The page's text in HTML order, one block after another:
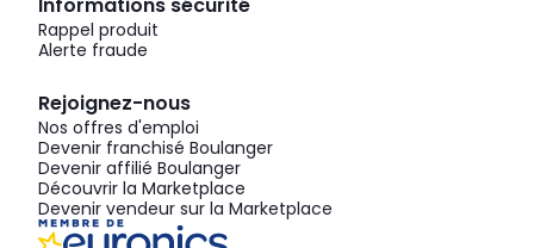
Informations sécurité
Rappel produit
Alerte fraude
Rejoignez-nous
Nos offres d'emploi
Devenir franchisé Boulanger
Devenir affilié Boulanger
Découvrir la Marketplace
Devenir vendeur sur la Marketplace